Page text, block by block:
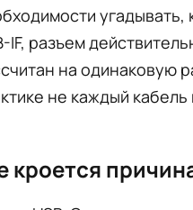
угадывать,
IF, разъем
на одинаковую
не каждый
кроется